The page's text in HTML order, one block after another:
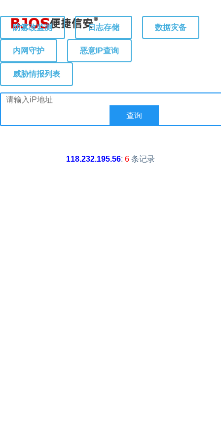
防篡改监测 日志存储 数据灾备
内网守护 恶意IP查询
威胁情报列表
118.232.195.56: 6 条记录